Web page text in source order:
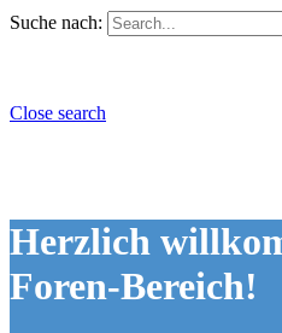
Suche nach:
Close search
Herzlich
Foren-Bereich!